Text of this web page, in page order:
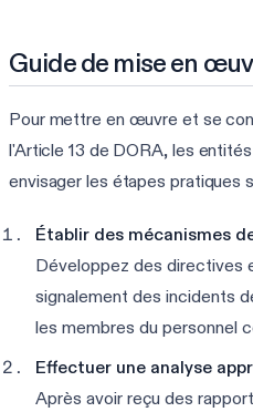
Guide de mise en
Pour mettre en œuvre et se
l'Article 13 de DORA, les
envisager les étapes pratiques
Établir des mécanismes
Développez des directives
signalement des incidents
les membres du personnel
Effectuer une analyse
Après avoir reçu des